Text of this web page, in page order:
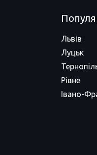
Львів
Луцьк
Рівне
Івано-